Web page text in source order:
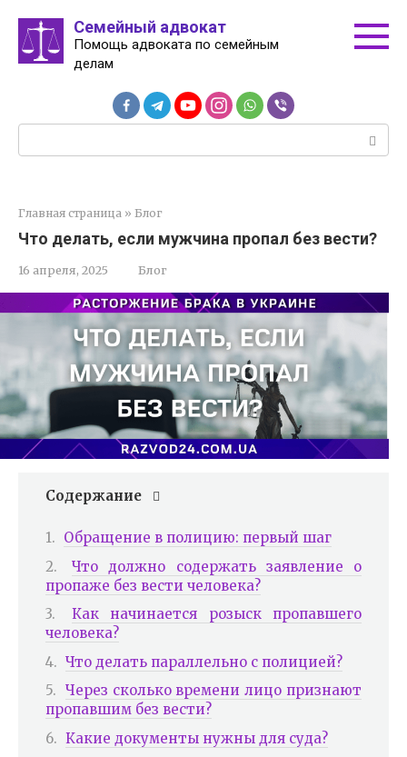
контенту
Семейный адвокат
Помощь адвоката по семейным
делам
Главная страница » Блог
Что делать, если мужчина пропал без вести?
16 апреля, 2025 Блог
Содержание
Обращение в полицию: первый шаг
Что должно содержать заявление о
пропаже без вести человека?
Как начинается розыск пропавшего
человека?
Что делать параллельно с полицией?
Через сколько времени лицо признают
пропавшим без вести?
Какие документы нужны для суда?